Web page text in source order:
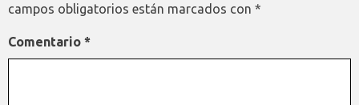
campos obligatorios están marcados con *
Comentario *